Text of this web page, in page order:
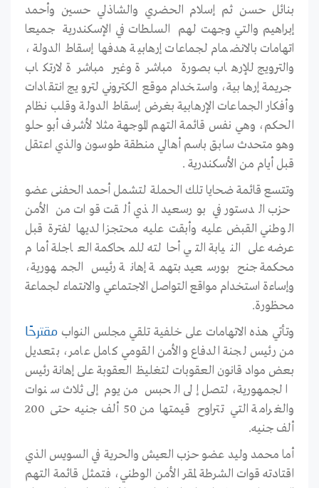
بنائل حسن ثم إسلام الحضري والشاذلي حسين وأحمد
إبراهيم والتي وجهت لهم السلطات في الإسكندرية جميعا
اتهامات بالانضمام لجماعات إرهابية هدفها إسقاط الدولة،
والترويج للإرهاب بصورة مباشرة وغير مباشرة لارتكاب
جريمة إرهابية، واستخدام موقع الكتروني لترويج انتقادات
وأفكار الجماعات الإرهابية بغرض إسقاط الدولة وقلب نظام
الحكم، وهي نفس قائمة التهم الموجهة مثلا لأشرف أبو حلو
وهو متحدث سابق باسم أهالي منطقة طوسون والذي اعتقل
قبل أيام من الأسكندرية .
وتتسع قائمة ضحايا تلك الحملة لتشمل أحمد الحفنى عضو
حزب الدستور في بورسعيد الذي ألقت قوات من الأمن
الوطني القبض عليه وأبقت عليه محتجزا لديها لفترة قبل
عرضه على النيابة التي أحالته للمحاكمة العاجلة أمام
محكمة جنح بورسعيد بتهمة إهانة رئيس الجمهورية،
وإساءة استخدام مواقع التواصل الاجتماعي والانتماء لجماعة
محظورة.
وتأتي هذه الاتهامات على خلفية تلقي مجلس النواب مقترحًا
من رئيس لجنة الدفاع والأمن القومي كامل عامر، بتعديل
بعض مواد قانون العقوبات لتغليظ العقوبة على إهانة رئيس
الجمهورية، لتصل إلى الحبس من يوم إلى ثلاث سنوات
والغرامة التي تتراوح قيمتها من 50 ألف جنيه حتى 200
ألف جنيه.
أما محمد وليد عضو حزب العيش والحرية في السويس الذي
اقتادته قوات الشرطة لمقر الأمن الوطني، فتمثل قائمة التهم